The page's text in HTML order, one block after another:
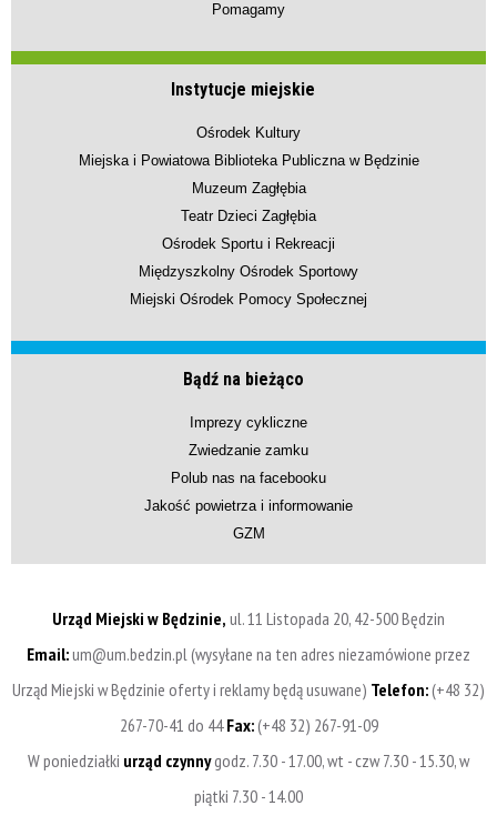
Pomagamy
Instytucje miejskie
Ośrodek Kultury
Miejska i Powiatowa Biblioteka Publiczna w Będzinie
Muzeum Zagłębia
Teatr Dzieci Zagłębia
Ośrodek Sportu i Rekreacji
Międzyszkolny Ośrodek Sportowy
Miejski Ośrodek Pomocy Społecznej
Bądź na bieżąco
Imprezy cykliczne
Zwiedzanie zamku
Polub nas na facebooku
Jakość powietrza i informowanie
GZM
Urząd Miejski w Będzinie, ul. 11 Listopada 20, 42-500 Będzin
Email:um@um.bedzin.pl (wysyłane na ten adres niezamówione przez
Urząd Miejski w Będzinie oferty i reklamy będą usuwane) Telefon:(+48 32)
267-70-41 do 44Fax:(+48 32) 267-91-09
W poniedziałki urząd czynnygodz. 7.30 - 17.00, wt - czw 7.30 - 15.30, w
piątki 7.30 - 14.00